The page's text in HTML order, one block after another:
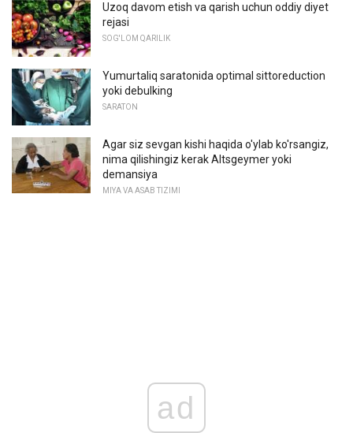
Uzoq davom etish va qarish uchun oddiy diyet
rejasi
SOG'LOM QARILIK
Yumurtaliq saratonida optimal sittoreduction
yoki debulking
SARATON
Agar siz sevgan kishi haqida o'ylab ko'rsangiz,
nima qilishingiz kerak Altsgeymer yoki
demansiya
MIYA VA ASAB TIZIMI
ad